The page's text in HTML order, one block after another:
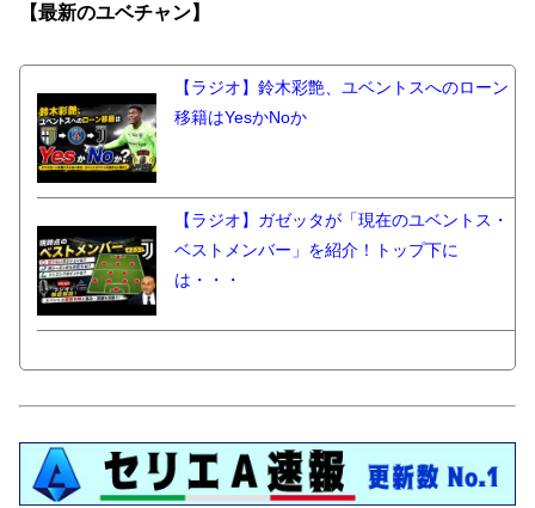
【最新のユベチャン】
【ラジオ】鈴木彩艶、ユベントスへのローン
移籍はYesかNoか
【ラジオ】ガゼッタが「現在のユベントス・
ベストメンバー」を紹介！トップ下に
は・・・